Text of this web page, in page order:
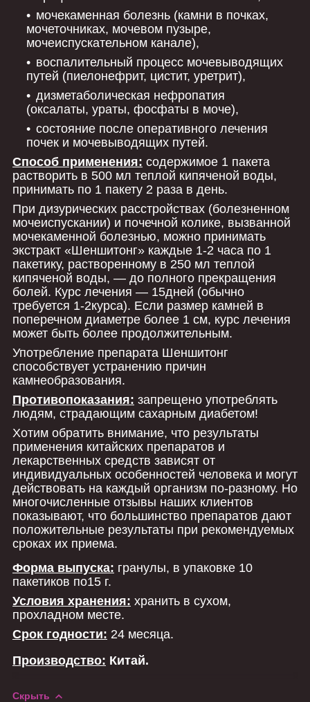
мочекаменная болезнь (камни в почках,
мочеточниках, мочевом пузыре,
мочеиспускательном канале),
воспалительный процесс мочевыводящих
путей (пиелонефрит, цистит, уретрит),
дизметаболическая нефропатия
(оксалаты, ураты, фосфаты в моче),
состояние после оперативного лечения
почек и мочевыводящих путей.
Способ применения: содержимое 1 пакета
растворить в 500 мл теплой кипяченой воды,
принимать по 1 пакету 2 раза в день.
При дизурических расстройствах (болезненном
мочеиспускании) и почечной колике, вызванной
мочекаменной болезнью, можно принимать
экстракт «Шеншитонг» каждые 1-2 часа по 1
пакетику, растворенному в 250 мл теплой
кипяченой воды, — до полного прекращения
болей. Курс лечения — 15дней (обычно
требуется 1-2курса). Если размер камней в
поперечном диаметре более 1 см, курс лечения
может быть более продолжительным.
Употребление препарата Шеншитонг
способствует устранению причин
камнеобразования.
Противопоказания: запрещено употреблять
людям, страдающим сахарным диабетом!
Хотим обратить внимание, что результаты
применения китайских препаратов и
лекарственных средств зависят от
индивидуальных особенностей человека и могут
действовать на каждый организм по-разному. Но
многочисленные отзывы наших клиентов
показывают, что большинство препаратов дают
положительные результаты при рекомендуемых
сроках их приема.
Форма выпуска: гранулы, в упаковке 10
пакетиков по15 г.
Условия хранения: хранить в сухом,
прохладном месте.
Срок годности: 24 месяца.
Производство: Китай.
Скрыть